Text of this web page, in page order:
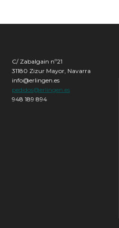
C/ Zabalgain nº21
31180 Zizur Mayor, Navarra
info@erlingen.es
pedidos@erlingen.es
948 189 894